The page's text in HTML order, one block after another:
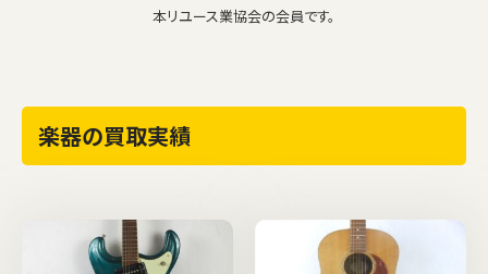
本リユース業協会の会員です。
楽器の買取実績